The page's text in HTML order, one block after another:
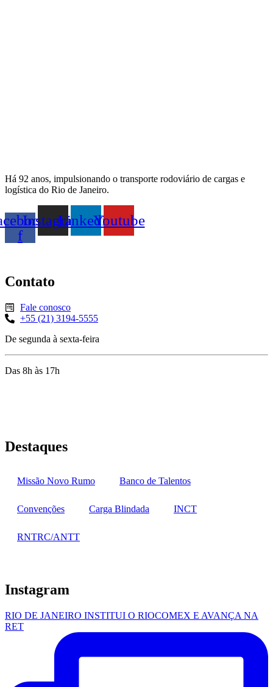
Há 92 anos, impulsionando o transporte rodoviário de cargas e
logística do Rio de Janeiro.
f
InstagramLinkedinYoutube
Contato
Fale conosco
+55 (21) 3194-5555
De segunda à sexta-feira
Das 8h às 17h
Destaques
Missão Novo Rumo Banco de Talentos
Convenções Carga Blindada INCT
RNTRC/ANTT
Instagram
RIO DE JANEIRO INSTITUI O RIOCOMEX E AVANÇA NA
RET